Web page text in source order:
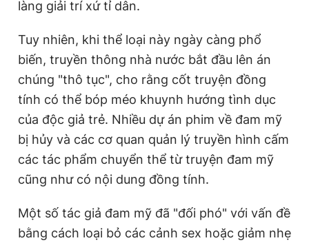
làng giải trí xứ tỉ dân.
Tuy nhiên, khi thể loại này ngày càng phổ
biến, truyền thông nhà nước bắt đầu lên án
chúng "thô tục", cho rằng cốt truyện đồng
tính có thể bóp méo khuynh hướng tình dục
của độc giả trẻ. Nhiều dự án phim về đam mỹ
bị hủy và các cơ quan quản lý truyền hình cấm
các tác phẩm chuyển thể từ truyện đam mỹ
cũng như có nội dung đồng tính.
Một số tác giả đam mỹ đã "đối phó" với vấn đề
bằng cách loại bỏ các cảnh sex hoặc giảm nhẹ